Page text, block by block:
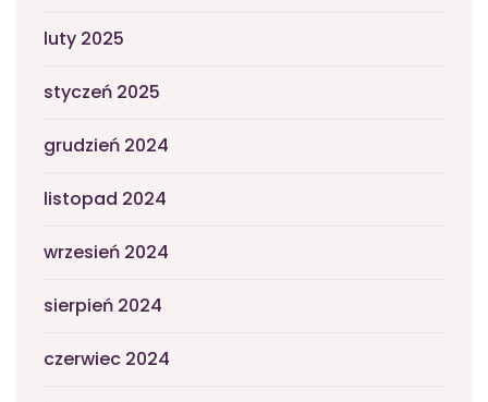
luty 2025
styczeń 2025
grudzień 2024
listopad 2024
wrzesień 2024
sierpień 2024
czerwiec 2024